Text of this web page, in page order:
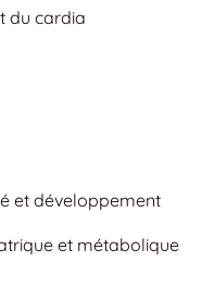
du cardia
et développement
et métabolique